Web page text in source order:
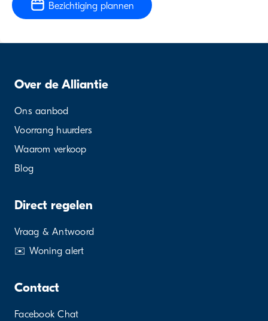
Bezichtiging plannen
Over de Alliantie
Ons aanbod
Voorrang huurders
Waarom verkoop
Blog
Direct regelen
Vraag & Antwoord
✉️ Woning alert
Contact
Facebook Chat